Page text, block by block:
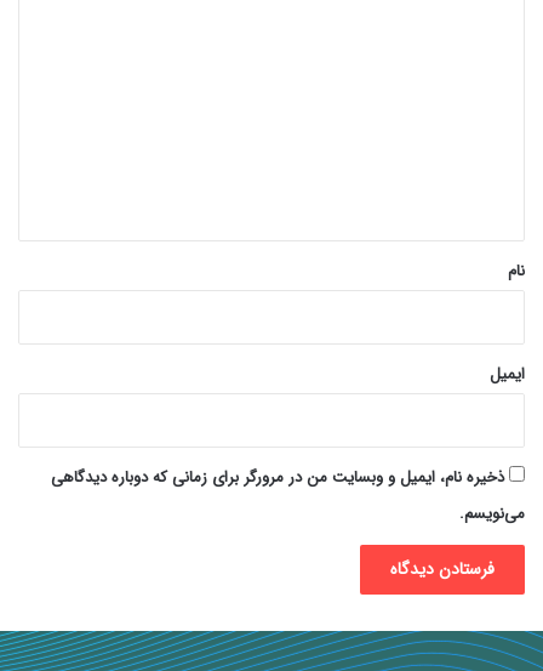
نام
ایمیل
ذخیره نام، ایمیل و وبسایت من در مرورگر برای زمانی که دوباره دیدگاهی
می‌نویسم.